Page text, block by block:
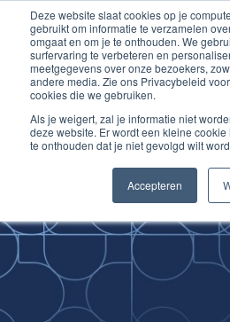
Deze website slaat cookies op je
gebruikt om informatie te verzamelen
omgaat en om je te onthouden. We
surfervaring te verbeteren en
meetgegevens over onze bezoekers,
andere media. Zie ons Privacybeleid
cookies die we gebruiken.
Als je weigert, zal je informatie niet
deze website. Er wordt een kleine
te onthouden dat je niet gevolgd wilt
Accepteren
Ga
naar
de
inhoud
Improving
Medical Skills